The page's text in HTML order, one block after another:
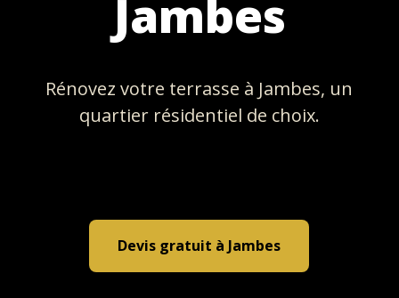
Jambes
Rénovez votre terrasse à Jambes, un
quartier résidentiel de choix.
Devis gratuit à Jambes